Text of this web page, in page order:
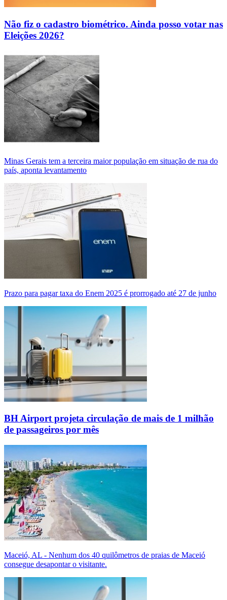
Não fiz o cadastro biométrico. Ainda posso votar nas
Eleições 2026?
Minas Gerais tem a terceira maior população em situação de rua do
país, aponta levantamento
Prazo para pagar taxa do Enem 2025 é prorrogado até 27 de junho
BH Airport projeta circulação de mais de 1 milhão
de passageiros por mês
Maceió, AL - Nenhum dos 40 quilômetros de praias de Maceió
consegue desapontar o visitante.